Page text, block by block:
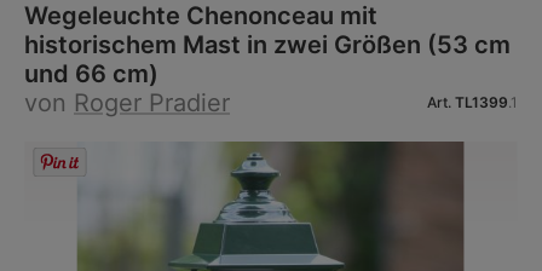
Wegeleuchte Chenonceau mit
historischem Mast in zwei Größen (53 cm
und 66 cm)
von Roger Pradier Art. TL1399.1
Bildergalerie überspringen